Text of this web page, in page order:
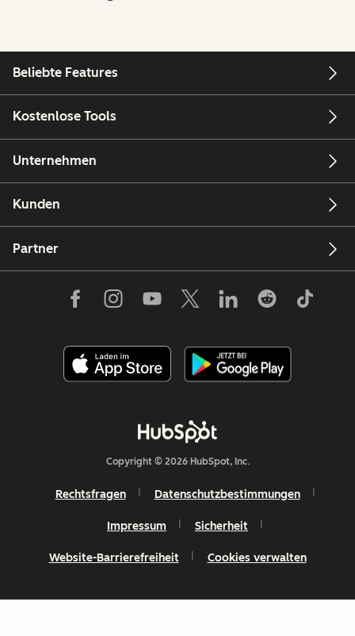
Beliebte Features
Kostenlose Tools
Unternehmen
Kunden
Partner
Copyright © 2026 HubSpot, Inc.
Rechtsfragen Datenschutzbestimmungen
Impressum Sicherheit
Website-Barrierefreiheit Cookies verwalten